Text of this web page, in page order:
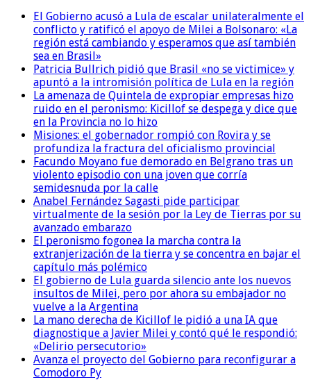
El Gobierno acusó a Lula de escalar unilateralmente el
conflicto y ratificó el apoyo de Milei a Bolsonaro: «La
región está cambiando y esperamos que así también
sea en Brasil»
Patricia Bullrich pidió que Brasil «no se victimice» y
apuntó a la intromisión política de Lula en la región
La amenaza de Quintela de expropiar empresas hizo
ruido en el peronismo: Kicillof se despega y dice que
en la Provincia no lo hizo
Misiones: el gobernador rompió con Rovira y se
profundiza la fractura del oficialismo provincial
Facundo Moyano fue demorado en Belgrano tras un
violento episodio con una joven que corría
semidesnuda por la calle
Anabel Fernández Sagasti pide participar
virtualmente de la sesión por la Ley de Tierras por su
avanzado embarazo
El peronismo fogonea la marcha contra la
extranjerización de la tierra y se concentra en bajar el
capítulo más polémico
El gobierno de Lula guarda silencio ante los nuevos
insultos de Milei, pero por ahora su embajador no
vuelve a la Argentina
La mano derecha de Kicillof le pidió a una IA que
diagnostique a Javier Milei y contó qué le respondió:
«Delirio persecutorio»
Avanza el proyecto del Gobierno para reconfigurar a
Comodoro Py